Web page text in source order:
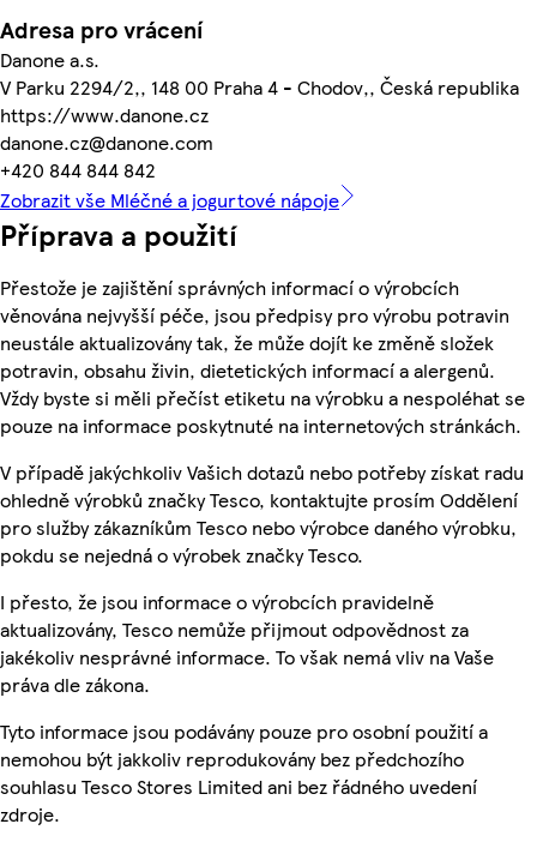
Adresa pro vrácení
Danone a.s.
V Parku 2294/2,, 148 00 Praha 4 - Chodov,, Česká republika
https://www.danone.cz
danone.cz@danone.com
+420 844 844 842
Zobrazit vše Mléčné a jogurtové nápoje
Příprava a použití
Přestože je zajištění správných informací o výrobcích
věnována nejvyšší péče, jsou předpisy pro výrobu potravin
neustále aktualizovány tak, že může dojít ke změně složek
potravin, obsahu živin, dietetických informací a alergenů.
Vždy byste si měli přečíst etiketu na výrobku a nespoléhat se
pouze na informace poskytnuté na internetových stránkách.
V případě jakýchkoliv Vašich dotazů nebo potřeby získat radu
ohledně výrobků značky Tesco, kontaktujte prosím Oddělení
pro služby zákazníkům Tesco nebo výrobce daného výrobku,
pokdu se nejedná o výrobek značky Tesco.
I přesto, že jsou informace o výrobcích pravidelně
aktualizovány, Tesco nemůže přijmout odpovědnost za
jakékoliv nesprávné informace. To však nemá vliv na Vaše
práva dle zákona.
Tyto informace jsou podávány pouze pro osobní použití a
nemohou být jakkoliv reprodukovány bez předchozího
souhlasu Tesco Stores Limited ani bez řádného uvedení
zdroje.